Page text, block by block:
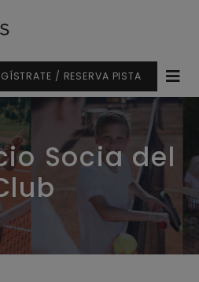
/ RESERVA PISTA
Socia del